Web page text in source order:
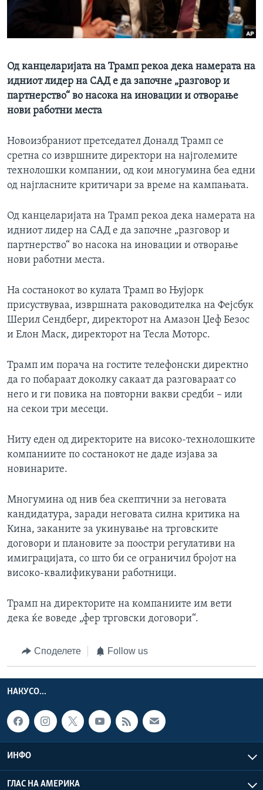
Од канцеларијата на Трамп рекоа дека намерата на
идниот лидер на САД е да започне „разговор и
партнерство“ во насока на иновации и отворање
нови работни места
Новоизбраниот претседател Доналд Трамп се
сретна со извршните директори на најголемите
технолошки компании, од кои многумина беа едни
од најгласните критичари за време на кампањата.
Од канцеларијата на Трамп рекоа дека намерата на
идниот лидер на САД е да започне „разговор и
партнерство“ во насока на иновации и отворање
нови работни места.
На состанокот во кулата Трамп во Њујорк
присуствуваа, извршната раководителка на Фејсбук
Шерил Сендберг, директорот на Амазон Џеф Безос
и Елон Маск, директорот на Тесла Моторс.
Трамп им порача на гостите телефонски директно
да го побараат доколку сакаат да разговараат со
него и ги повика на повторни вакви средби – или
на секои три месеци.
Ниту еден од директорите на високо-технолошките
компаниите по состанокот не даде изјава за
новинарите.
Многумина од нив беа скептични за неговата
кандидатура, заради неговата силна критика на
Кина, заканите за укинување на трговските
договори и плановите за поостри регулативи на
имиграцијата, со што би се ограничил бројот на
високо-квалификувани работници.
Трамп на директорите на компаниите им вети
дека ќе воведе „фер трговски договори“.
Споделете Follow us
НАКУСО...
ИНФО
ГЛАС НА АМЕРИКА